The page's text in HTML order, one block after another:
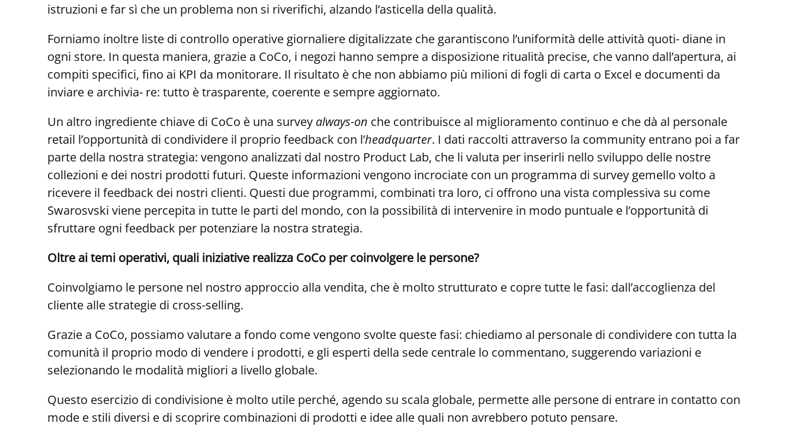
istruzioni e far sì che un problema non si riverifichi, alzando l’asticella della qualità.
Forniamo inoltre liste di controllo operative giornaliere digitalizzate che garantiscono l’uniformità delle attività quoti- diane in
ogni store. In questa maniera, grazie a CoCo, i negozi hanno sempre a disposizione ritualità precise, che vanno dall’apertura, ai
compiti specifici, fino ai KPI da monitorare. Il risultato è che non abbiamo più milioni di fogli di carta o Excel e documenti da
inviare e archivia- re: tutto è trasparente, coerente e sempre aggiornato.
Un altro ingrediente chiave di CoCo è una survey always-on che contribuisce al miglioramento continuo e che dà al personale
retail l’opportunità di condividere il proprio feedback con l’headquarter. I dati raccolti attraverso la community entrano poi a far
parte della nostra strategia: vengono analizzati dal nostro Product Lab, che li valuta per inserirli nello sviluppo delle nostre
collezioni e dei nostri prodotti futuri. Queste informazioni vengono incrociate con un programma di survey gemello volto a
ricevere il feedback dei nostri clienti. Questi due programmi, combinati tra loro, ci offrono una vista complessiva su come
Swarosvski viene percepita in tutte le parti del mondo, con la possibilità di intervenire in modo puntuale e l’opportunità di
sfruttare ogni feedback per potenziare la nostra strategia.
Oltre ai temi operativi, quali iniziative realizza CoCo per coinvolgere le persone?
Coinvolgiamo le persone nel nostro approccio alla vendita, che è molto strutturato e copre tutte le fasi: dall’accoglienza del
cliente alle strategie di cross-selling.
Grazie a CoCo, possiamo valutare a fondo come vengono svolte queste fasi: chiediamo al personale di condividere con tutta la
comunità il proprio modo di vendere i prodotti, e gli esperti della sede centrale lo commentano, suggerendo variazioni e
selezionando le modalità migliori a livello globale.
Questo esercizio di condivisione è molto utile perché, agendo su scala globale, permette alle persone di entrare in contatto con
mode e stili diversi e di scoprire combinazioni di prodotti e idee alle quali non avrebbero potuto pensare.